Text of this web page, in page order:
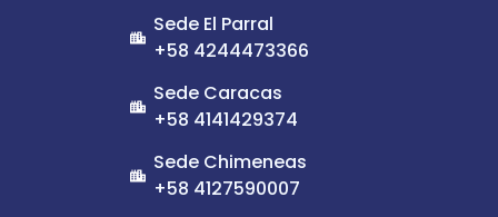
Sede El Parral
+58 4244473366
Sede Caracas
+58 4141429374
Sede Chimeneas
+58 4127590007